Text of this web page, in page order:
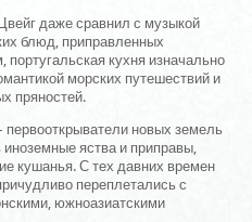
даже сравнил с музыкой
блюд, приправленных
кухня изначально
морских путешествий и
пряностей.
первооткрыватели новых земель
яства и приправы,
кушанья. С тех давних времен
переплетались с
южноазиатскими